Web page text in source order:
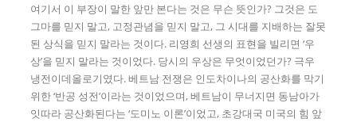
여기서 이 부장이 말한 앞만 본다는 것은 무슨 뜻인가? 그것은 도
그마를 믿지 말고, 고정관념을 믿지 말고, 그 시대를 지배하는 잘못
된 상식을 믿지 말라는 것이다. 리영희 선생의 표현을 빌리면 ‘우
상’을 믿지 말라는 것이었다. 당시의 우상은 무엇이었던가? 극우
냉전이데올로기였다. 베트남 전쟁은 인도차이나의 공산화를 막기
위한 ‘반공 성전’이라는 것이었으며, 베트남이 무너지면 동남아가
잇따라 공산화된다는 ‘도미노 이론’이었고, 초강대국 미국의 힘 앞